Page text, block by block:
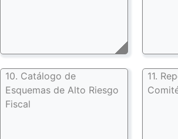
10. Catálogo de
Esquemas de Alto Riesgo
Fiscal
11.